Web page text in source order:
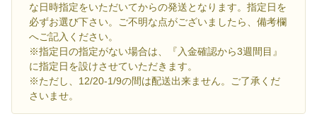
な日時指定をいただいてからの発送となります。指定日を
必ずお選び下さい。ご不明な点がございましたら、備考欄
へご記入ください。
※指定日の指定がない場合は、『入金確認から3週間目』
に指定日を設けさせていただきます。
※ただし、12/20-1/9の間は配送出来ません。ご了承くだ
さいませ。